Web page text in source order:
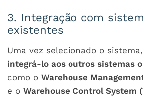
3. Integração com
existentes
Uma vez selecionado o
integrá-lo aos outros sistemas
como o Warehouse
e o Warehouse Control System